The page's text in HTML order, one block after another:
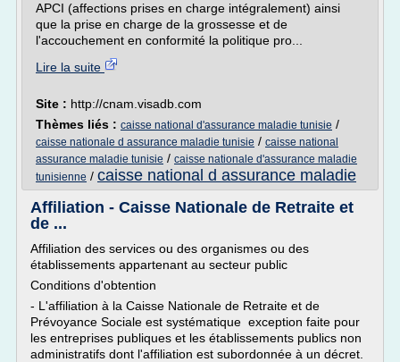
APCI (affections prises en charge intégralement) ainsi
que la prise en charge de la grossesse et de
l'accouchement en conformité la politique pro...
Lire la suite
Site : http://cnam.visadb.com
Thèmes liés : caisse national d'assurance maladie tunisie /
caisse nationale d assurance maladie tunisie / caisse national
assurance maladie tunisie / caisse nationale d'assurance maladie
tunisienne / caisse national d assurance maladie
Affiliation - Caisse Nationale de Retraite et
de ...
Affiliation des services ou des organismes ou des
établissements appartenant au secteur public
Conditions d'obtention
- L'affiliation à la Caisse Nationale de Retraite et de
Prévoyance Sociale est systématique exception faite pour
les entreprises publiques et les établissements publics non
administratifs dont l'affiliation est subordonnée à un décret.